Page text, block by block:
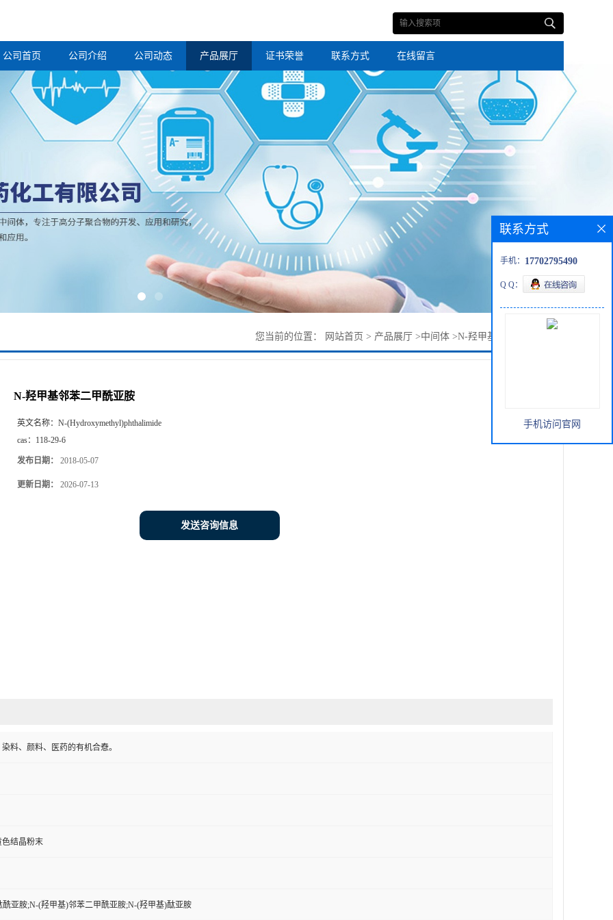
公司首页 公司介绍 公司动态 产品展厅 证书荣誉 联系方式 在线留言
您当前的位置： 网站首页 > 产品展厅 >中间体 >N-羟甲基邻苯二甲酰亚胺
N-羟甲基邻苯二甲酰亚胺
英文名称： N-(Hydroxymethyl)phthalimide
cas： 118-29-6
发布日期： 2018-05-07
更新日期： 2026-07-13
发送咨询信息
料、颜料、医药的有机合憃。
结晶粉末
酰亚胺;N-(羟甲基)邻苯二甲酰亚胺;N-(羟甲基)酞亚胺
联系方式
手机： 17702795490
Q Q：
手机访问官网